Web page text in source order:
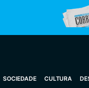
SOCIEDADE CULTURA